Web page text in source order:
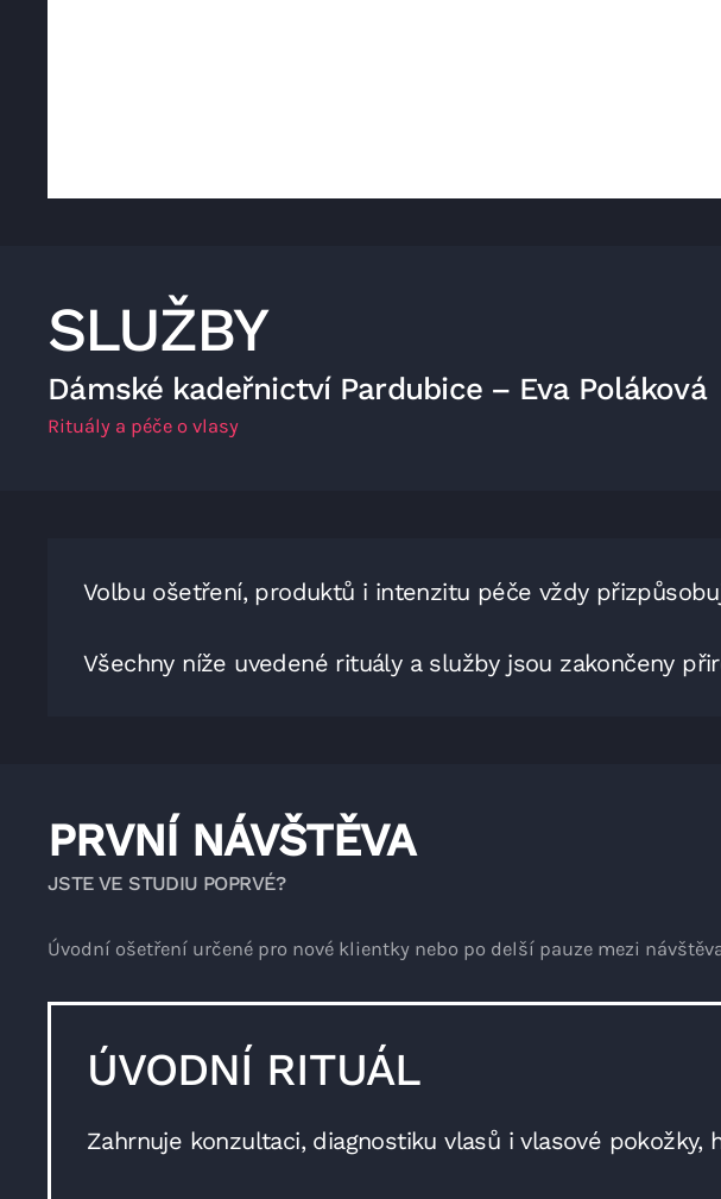
SLUŽBY
Dámské kadeřnictví Pardubice – Eva Poláková
Rituály a péče o vlasy
Volbu ošetření, produktů i intenzitu péče vždy
Všechny níže uvedené rituály a služby jsou zakončeny
PRVNÍ NÁVŠTĚVA
JSTE VE STUDIU POPRVÉ?
Úvodní ošetření určené pro nové klientky nebo po delší pauze mezi
ÚVODNÍ RITUÁL
Zahrnuje konzultaci, diagnostiku vlasů i vlasové